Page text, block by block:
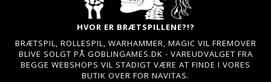
HVOR ER BRÆTSPILLENE?!?
BRÆTSPIL, ROLLESPIL, WARHAMMER, MAGIC VIL FREMOVER
BLIVE SOLGT PÅ GOBLINGAMES.DK - VAREUDVALGET FRA
BEGGE WEBSHOPS VIL STADIGT VÆRE AT FINDE I VORES
BUTIK OVER FOR NAVITAS.